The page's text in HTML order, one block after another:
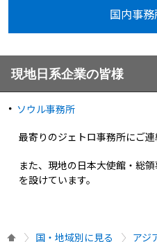
国内事
現地日系企業の皆様
ソウル事務所
最寄りのジェトロ事務所にご連
また、現地の日本大使館・総
を設けています。
国・地域別に見る アジ